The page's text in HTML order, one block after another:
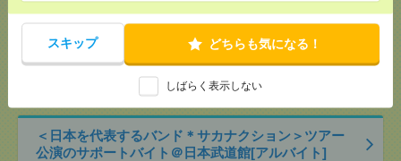
スキップ どちらも気になる！
しばらく表示しない
[給 与]時給1414円～ ▼日払いOK（規定あ
新宿駅から徒歩 新宿三丁目駅から徒歩
＜日本を代表するバンド＊サカナクション＞ツアー
公演のサポートバイト＠日本武道館[アルバイト]